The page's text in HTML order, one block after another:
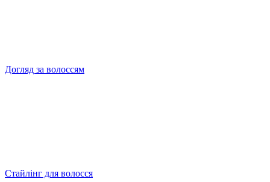
Догляд за волоссям
Стайлінг для волосся